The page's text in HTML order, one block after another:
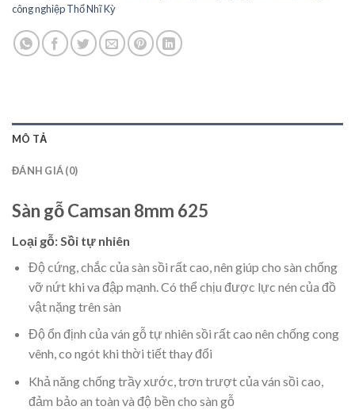
công nghiệp Thổ Nhĩ Kỳ
MÔ TẢ
ĐÁNH GIÁ (0)
Sàn gỗ Camsan 8mm 625
Loại gỗ: Sồi tự nhiên
Độ cứng, chắc của sàn sồi rất cao, nên giúp cho sàn chống
vỡ nứt khi va đập mạnh. Có thể chịu được lực nén của đồ
vật nặng trên sàn
Độ ổn định của ván gỗ tự nhiên sồi rất cao nên chống cong
vênh, co ngót khi thời tiết thay đổi
Khả năng chống trầy xước, trơn trượt của ván sồi cao,
đảm bảo an toàn và độ bền cho sàn gỗ